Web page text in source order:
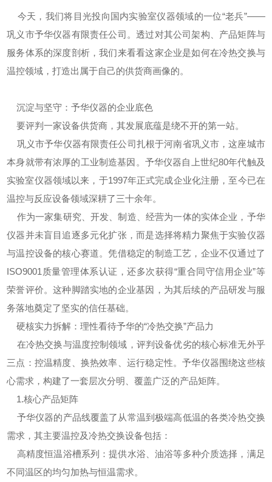
今天，我们将目光投向国内实验室仪器领域的一位“老兵”——
巩义市予华仪器有限责任公司。透过对其公司架构、产品矩阵与
服务体系的深度剖析，我们来看看这家企业是如何在冷热交换与
温控领域，打造出属于自己的供货商画像的。
沉淀与坚守：予华仪器的企业底色
要评判一家设备供货商，其发展底蕴是绕不开的第一站。
巩义市予华仪器有限责任公司扎根于河南省巩义市，这座城市
本身就带有浓厚的工业制造基因。予华仪器自上世纪80年代触及
实验室仪器领域以来，于1997年正式完成企业化注册，至今已在
温控与反应设备领域深耕了三十余年。
作为一家集研究、开发、制造、经营为一体的实体企业，予华
仪器并未盲目追逐多元化扩张，而是选择将精力聚焦于实验仪器
与温控设备的核心赛道。凭借稳定的制造工艺，企业不仅通过了
ISO9001质量管理体系认证，还多次获得“重合同守信用企业”等
荣誉评价。这种脚踏实地的企业基因，为其后续的产品研发与服
务落地奠定了坚实的信任基础。
硬核实力拆解：理性看待予华的“冷热交换”产品力
在冷热交换与温度控制领域，评判设备优劣的核心标准无外乎
三点：控温精度、换热效率、运行稳定性。予华仪器围绕这些核
心需求，构建了一套层次分明、覆盖广泛的产品矩阵。
1.核心产品矩阵
予华仪器的产品线覆盖了从常温到极端高低温的各类冷热交换
需求，其主要温控及冷热交换设备包括：
高精度恒温浴槽系列：提供水浴、油浴等多种介质选择，满足
不同温区的均匀加热与恒温需求。